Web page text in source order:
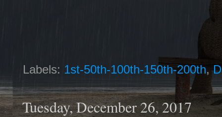
Labels: 1st-50th-100th-150th-200th,
Tuesday, December 26, 2017